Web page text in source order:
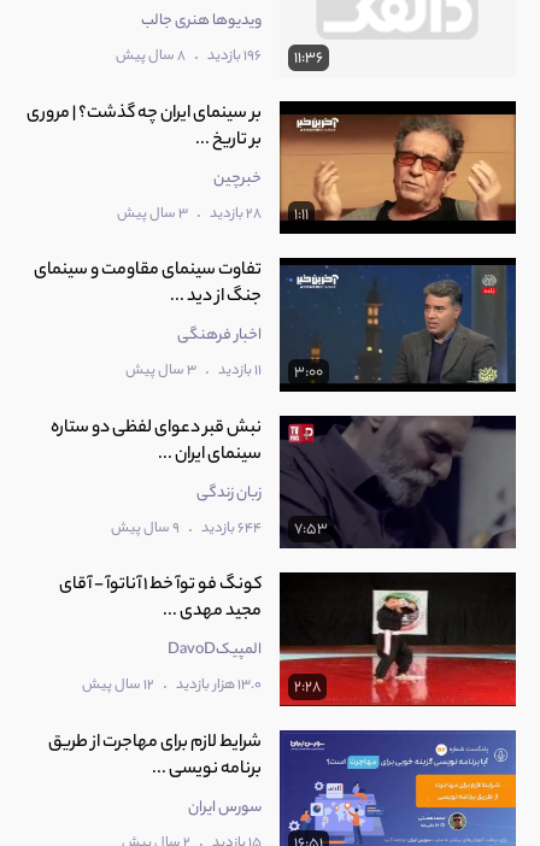
11:36
ویدیوها هنری جالب
196 بازدید . 8 سال پیش
1:11
بر سینمای ایران چه گذشت؟ | مروری
بر تاریخ ...
خبرچین
28 بازدید . 3 سال پیش
3:00
تفاوت سینمای مقاومت و سینمای
جنگ از دید ...
اخبار فرهنگی
11 بازدید . 3 سال پیش
7:53
‫نبش قبر دعوای لفظی دو ستاره
سینمای ایران ...
زبان زندگی
644 بازدید . 9 سال پیش
2:28
کونگ فو توآ خط 1 آناتوآ - آقای
مجید مهدی ...
المپیکDavoD
13.0 هزار بازدید . 12 سال پیش
شرایط لازم برای مهاجرت از طریق
برنامه نویسی ...
سورس ایران